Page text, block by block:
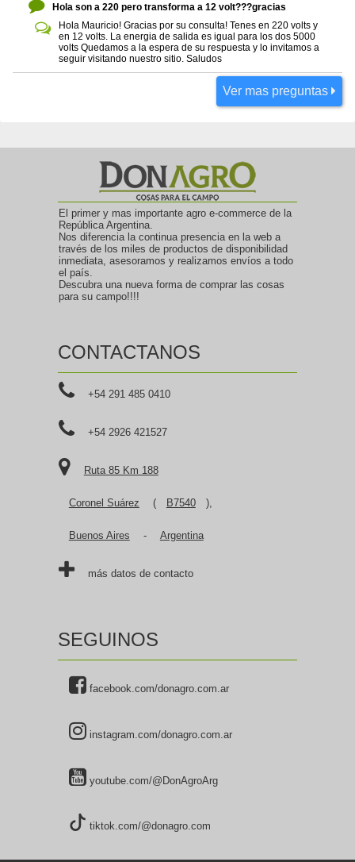
Hola son a 220 pero transforma a 12 volt???gracias
Hola Mauricio! Gracias por su consulta! Tenes en 220 volts y
en 12 volts. La energia de salida es igual para los dos 5000
volts Quedamos a la espera de su respuesta y lo invitamos a
seguir visitando nuestro sitio. Saludos
Ver mas preguntas
El primer y mas importante agro e-commerce de la
República Argentina.
Nos diferencia la continua presencia en la web a
través de los miles de productos de disponibilidad
inmediata, asesoramos y realizamos envíos a todo
el país.
Descubra una nueva forma de comprar las cosas
para su campo!!!!
CONTACTANOS
+54 291 485 0410
+54 2926 421527
Ruta 85 Km 188
Coronel Suárez ( B7540 ),
Buenos Aires - Argentina
más datos de contacto
SEGUINOS
facebook.com/donagro.com.ar
instagram.com/donagro.com.ar
youtube.com/@DonAgroArg
tiktok.com/@donagro.com